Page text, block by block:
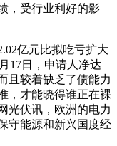
，受行业利好的影
亿元比拟吃亏扩大
17日，申请人净达
且较着缺乏了债能力
，才能晓得谁正在裸
光伏讯，欧洲的电力
守能源和新兴国度经